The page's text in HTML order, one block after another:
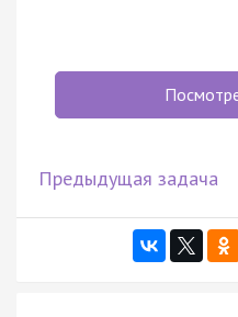
Предыдущая задача